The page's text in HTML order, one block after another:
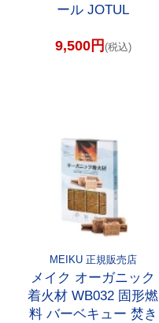
ール JOTUL
9,500円 (税込)
MEIKU 正規販売店
メイク オーガニック
着火材 WB032 固形燃
料 バーベキュー 焚き